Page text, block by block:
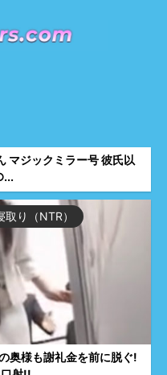
マジックミラー号 彼氏以
取り（NTR）
奥様も謝礼金を前に脱ぐ!